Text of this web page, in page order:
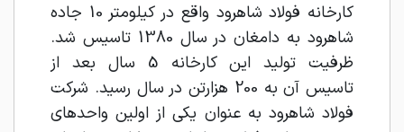
کارخانه فولاد شاهرود واقع در کیلومتر 10 جاده
شاهرود به دامغان در سال 1380 تاسیس شد.
ظرفیت تولید این کارخانه 5 سال بعد از
تاسیس آن به 200 هزارتن در سال رسید. شرکت
فولاد شاهرود به عنوان یکی از اولین واحدهای